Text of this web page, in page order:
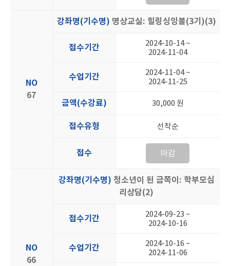
NO
67
강좌명(기수명) 명상교실: 힐링싱잉볼(3기)(3)
접수기간
2024-10-14 ~
2024-11-04
수업기간
2024-11-04 ~
2024-11-25
금액(수강료) 30,000 원
접수유형 선착순
접수 마감
NO
66
강좌명(기수명) 청소년이 된 금쪽이: 학부모심
리상담(2)
접수기간
2024-09-23 ~
2024-10-16
수업기간
2024-10-16 ~
2024-11-06